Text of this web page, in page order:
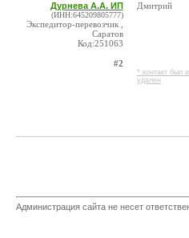
Дурнева А.А. ИП
(ИНН:645209805777)
Экспедитор-перевозчик ,
Саратов
Код:251063
#2
Дмитрий
* контакт был
удален
Администрация сайта не несет